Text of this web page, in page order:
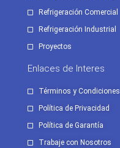
Refrigeración Comercial
Refrigeración Industrial
Proyectos
Enlaces de Interes
Términos y Condiciones
Política de Privacidad
Política de Garantía
Trabaje con Nosotros